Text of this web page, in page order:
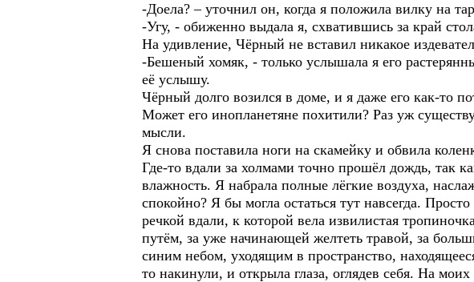
-Доела? – уточнил он, когда я положила вилку на
-Угу, - обиженно выдала я, схватившись за край
На удивление, Чёрный не вставил никакое
-Бешеный хомяк, - только услышала я его
её услышу.
Чёрный долго возился в доме, и я даже его как-то
Может его инопланетяне похитили? Раз уж
мысли.
Я снова поставила ноги на скамейку и обвила
Где-то вдали за холмами точно прошёл дождь, так
влажность. Я набрала полные лёгкие воздуха,
спокойно? Я бы могла остаться тут навсегда.
речкой вдали, к которой вела извилистая
путём, за уже начинающей желтеть травой, за
синим небом, уходящим в пространство,
то накинули, и открыла глаза, оглядев себя. На